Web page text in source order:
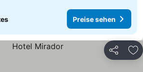
Preise sehen
Teilen